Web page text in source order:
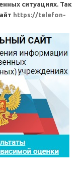
ситуациях. Так
https://telefon-